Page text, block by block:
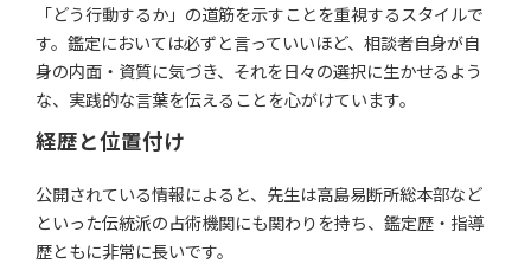
「どう行動するか」の道筋を示すことを重視するスタイルで
す。鑑定においては必ずと言っていいほど、相談者自身が自
身の内面・資質に気づき、それを日々の選択に生かせるよう
な、実践的な言葉を伝えることを心がけています。
経歴と位置付け
公開されている情報によると、先生は高島易断所総本部など
といった伝統派の占術機関にも関わりを持ち、鑑定歴・指導
歴ともに非常に長いです。